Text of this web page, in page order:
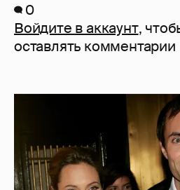
0
Войдите в аккаунт,
оставлять комментарии